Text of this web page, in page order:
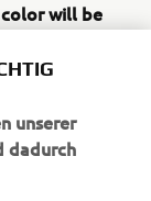
will be
a
by the red-
GP-
unserer
dadurch